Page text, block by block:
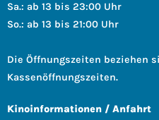
Sa.: ab 13 bis 23:00 Uhr
So.: ab 13 bis 21:00 Uhr
Die Öffnungszeiten beziehen
Kassenöffnungszeiten.
Kinoinformationen / Anfahrt